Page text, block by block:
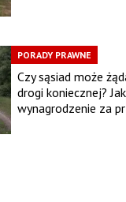
PORADY PRAWNE
Czy sąsiad może
drogi koniecznej?
wynagrodzenie za